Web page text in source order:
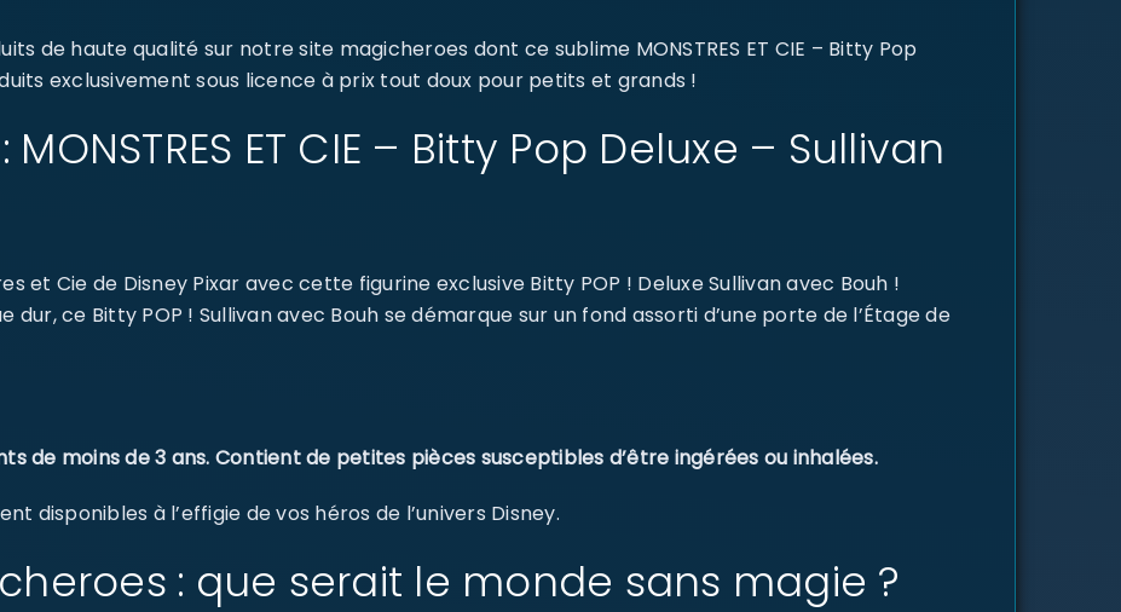
de haute qualité sur notre site magicheroes dont ce sublime MONSTRES ET CIE – Bitty Pop
exclusivement sous licence à prix tout doux pour petits et grands !
ET CIE – Bitty Pop Deluxe – Sullivan
et Cie de Disney Pixar avec cette figurine exclusive Bitty POP ! Deluxe Sullivan avec Bouh !
ce Bitty POP ! Sullivan avec Bouh se démarque sur un fond assorti d’une porte de l’Étage de
de moins de 3 ans. Contient de petites pièces susceptibles d’être ingérées ou inhalées.
disponibles à l’effigie de vos héros de l’univers Disney.
: que serait le monde sans magie ?